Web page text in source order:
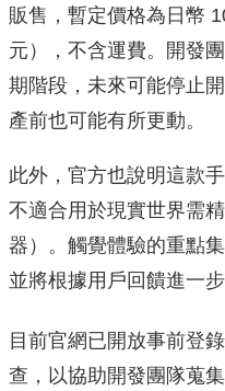
販售，暫定價格為日幣
元），不含運費。開發
期階段，未來可能停止
產前也可能有所更動。
此外，官方也說明這款
不適合用於現實世界需
器）。觸覺體驗的重點
並將根據用戶回饋進一
目前官網已開放事前登
查，以協助開發團隊蒐